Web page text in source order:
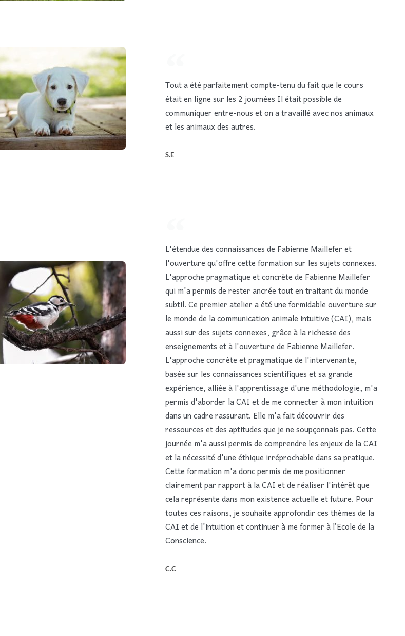
Tout a été parfaitement compte-tenu du fait que le cours
était en ligne sur les 2 journées Il était possible de
communiquer entre-nous et on a travaillé avec nos animaux
et les animaux des autres.
S.E
L'étendue des connaissances de Fabienne Maillefer et
l'ouverture qu'offre cette formation sur les sujets connexes.
L'approche pragmatique et concrète de Fabienne Maillefer
qui m'a permis de rester ancrée tout en traitant du monde
subtil. Ce premier atelier a été une formidable ouverture sur
le monde de la communication animale intuitive (CAI), mais
aussi sur des sujets connexes, grâce à la richesse des
enseignements et à l'ouverture de Fabienne Maillefer.
L'approche concrète et pragmatique de l'intervenante,
basée sur les connaissances scientifiques et sa grande
expérience, alliée à l'apprentissage d'une méthodologie, m'a
permis d'aborder la CAI et de me connecter à mon intuition
dans un cadre rassurant. Elle m'a fait découvrir des
ressources et des aptitudes que je ne soupçonnais pas. Cette
journée m'a aussi permis de comprendre les enjeux de la CAI
et la nécessité d'une éthique irréprochable dans sa pratique.
Cette formation m'a donc permis de me positionner
clairement par rapport à la CAI et de réaliser l'intérêt que
cela représente dans mon existence actuelle et future. Pour
toutes ces raisons, je souhaite approfondir ces thèmes de la
CAI et de l'intuition et continuer à me former à l’Ecole de la
Conscience.
C.C